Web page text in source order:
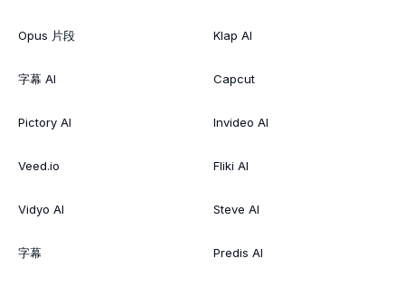
Opus 片段
字幕 AI
Pictory AI
Veed.io
Vidyo AI
字幕
Klap AI
Capcut
Invideo AI
Fliki AI
Steve AI
Predis AI